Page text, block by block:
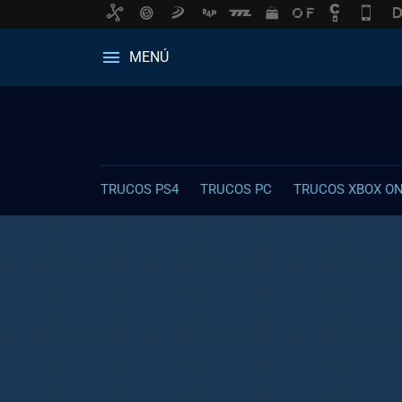
MENÚ
TRUCOS PS4 TRUCOS PC TRUCOS XBOX